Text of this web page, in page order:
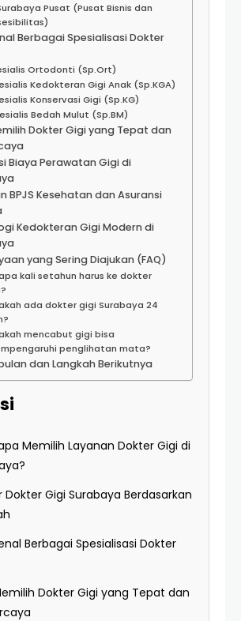
Pusat (Pusat Bisnis dan
Berbagai Spesialisasi Dokter
Ortodonti (Sp.Ort)
Kedokteran Gigi Anak (Sp.KGA)
Konservasi Gigi (Sp.KG)
Bedah Mulut (Sp.BM)
Dokter Gigi yang Tepat dan
Biaya Perawatan Gigi di
BPJS Kesehatan dan Asuransi
Kedokteran Gigi Modern di
yang Sering Diajukan (FAQ)
kali setahun harus ke dokter
ada dokter gigi Surabaya 24
mencabut gigi bisa
penglihatan mata?
dan Langkah Berikutnya
Memilih Layanan Dokter Gigi di
Gigi Surabaya Berdasarkan
Berbagai Spesialisasi Dokter
Dokter Gigi yang Tepat dan